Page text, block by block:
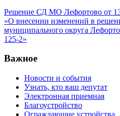
Решение СД МО Лефортово от
«О внесении изменений в
муниципального округа
125-2»
Важное
Новости и события
Узнать, кто ваш депутат
Электронная приемная
Благоустройство